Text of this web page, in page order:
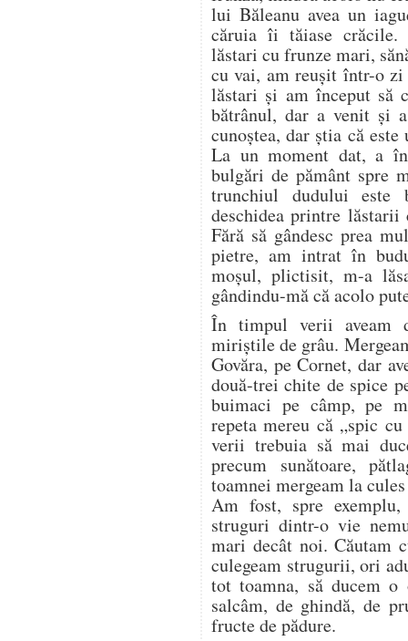
lui Băleanu avea un
căruia îi tăiase crăcile.
lăstari cu frunze mari,
cu vai, am reușit într-o
lăstari și am început să
bătrânul, dar a venit și
cunoștea, dar știa că
La un moment dat, a
bulgări de pământ spre
trunchiul dudului este
deschidea printre
Fără să gândesc prea
pietre, am intrat în
moșul, plictisit, m-a
gândindu-mă că acolo
În timpul verii aveam
miriștile de grâu.
Govăra, pe Cornet, dar
două-trei chite de spice
buimaci pe câmp, pe
repeta mereu că „spic
verii trebuia să mai
precum sunătoare,
toamnei mergeam la
Am fost, spre
struguri dintr-o vie
mari decât noi. Căutam
culegeam strugurii, ori
tot toamna, să ducem o
salcâm, de ghindă, de
fructe de pădure.